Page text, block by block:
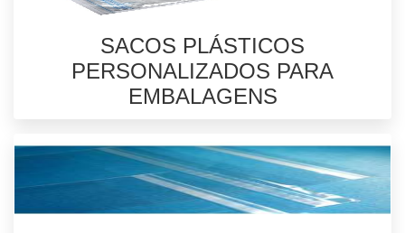
SACOS PLÁSTICOS
PERSONALIZADOS PARA
EMBALAGENS